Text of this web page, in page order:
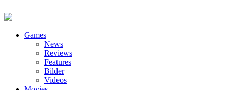
Games
News
Reviews
Features
Bilder
Videos